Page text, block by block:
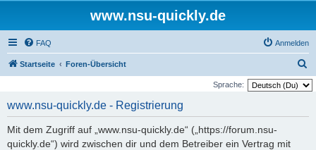
www.nsu-quickly.de
FAQ Anmelden
Startseite Foren-Übersicht
u
Sprache:
www.nsu-quickly.de - Registrierung
Mit dem Zugriff auf „www.nsu-quickly.de“ („https://forum.nsu-
quickly.de“) wird zwischen dir und dem Betreiber ein Vertrag mit